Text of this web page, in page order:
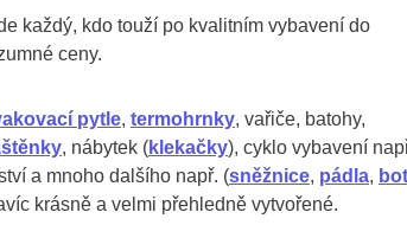
každý, kdo touží po kvalitním vybavení do
ceny.
pytle, termohrnky, vařiče, batohy,
, nábytek (klekačky), cyklo vybavení
a mnoho dalšího např. (sněžnice, pádla,
krásně a velmi přehledně vytvořené.